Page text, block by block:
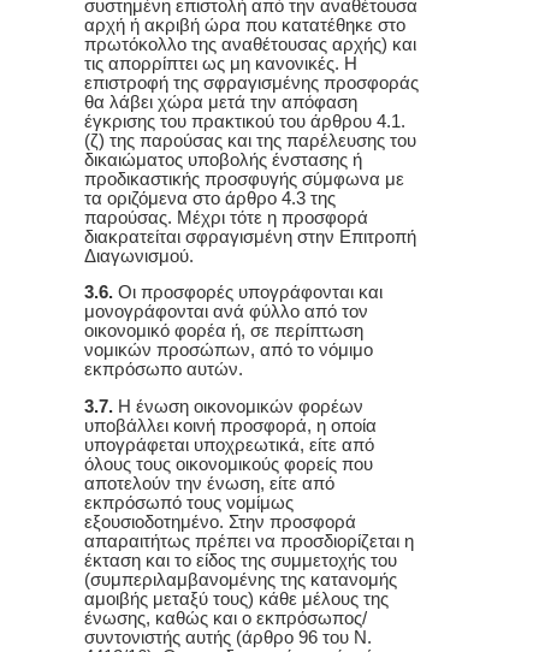
συστημένη επιστολή από την αναθέτουσα
αρχή ή ακριβή ώρα που κατατέθηκε στο
πρωτόκολλο της αναθέτουσας αρχής) και
τις απορρίπτει ως μη κανονικές. Η
επιστροφή της σφραγισμένης προσφοράς
θα λάβει χώρα μετά την απόφαση
έγκρισης του πρακτικού του άρθρου 4.1.
(ζ) της παρούσας και της παρέλευσης του
δικαιώματος υποβολής ένστασης ή
προδικαστικής προσφυγής σύμφωνα με
τα οριζόμενα στο άρθρο 4.3 της
παρούσας. Μέχρι τότε η προσφορά
διακρατείται σφραγισμένη στην Επιτροπή
Διαγωνισμού.
3.6. Οι προσφορές υπογράφονται και
μονογράφονται ανά φύλλο από τον
οικονομικό φορέα ή, σε περίπτωση
νομικών προσώπων, από το νόμιμο
εκπρόσωπο αυτών.
3.7. Η ένωση οικονομικών φορέων
υποβάλλει κοινή προσφορά, η οποία
υπογράφεται υποχρεωτικά, είτε από
όλους τους οικονομικούς φορείς που
αποτελούν την ένωση, είτε από
εκπρόσωπό τους νομίμως
εξουσιοδοτημένο. Στην προσφορά
απαραιτήτως πρέπει να προσδιορίζεται η
έκταση και το είδος της συμμετοχής του
(συμπεριλαμβανομένης της κατανομής
αμοιβής μεταξύ τους) κάθε μέλους της
ένωσης, καθώς και ο εκπρόσωπος/
συντονιστής αυτής (άρθρο 96 του Ν.